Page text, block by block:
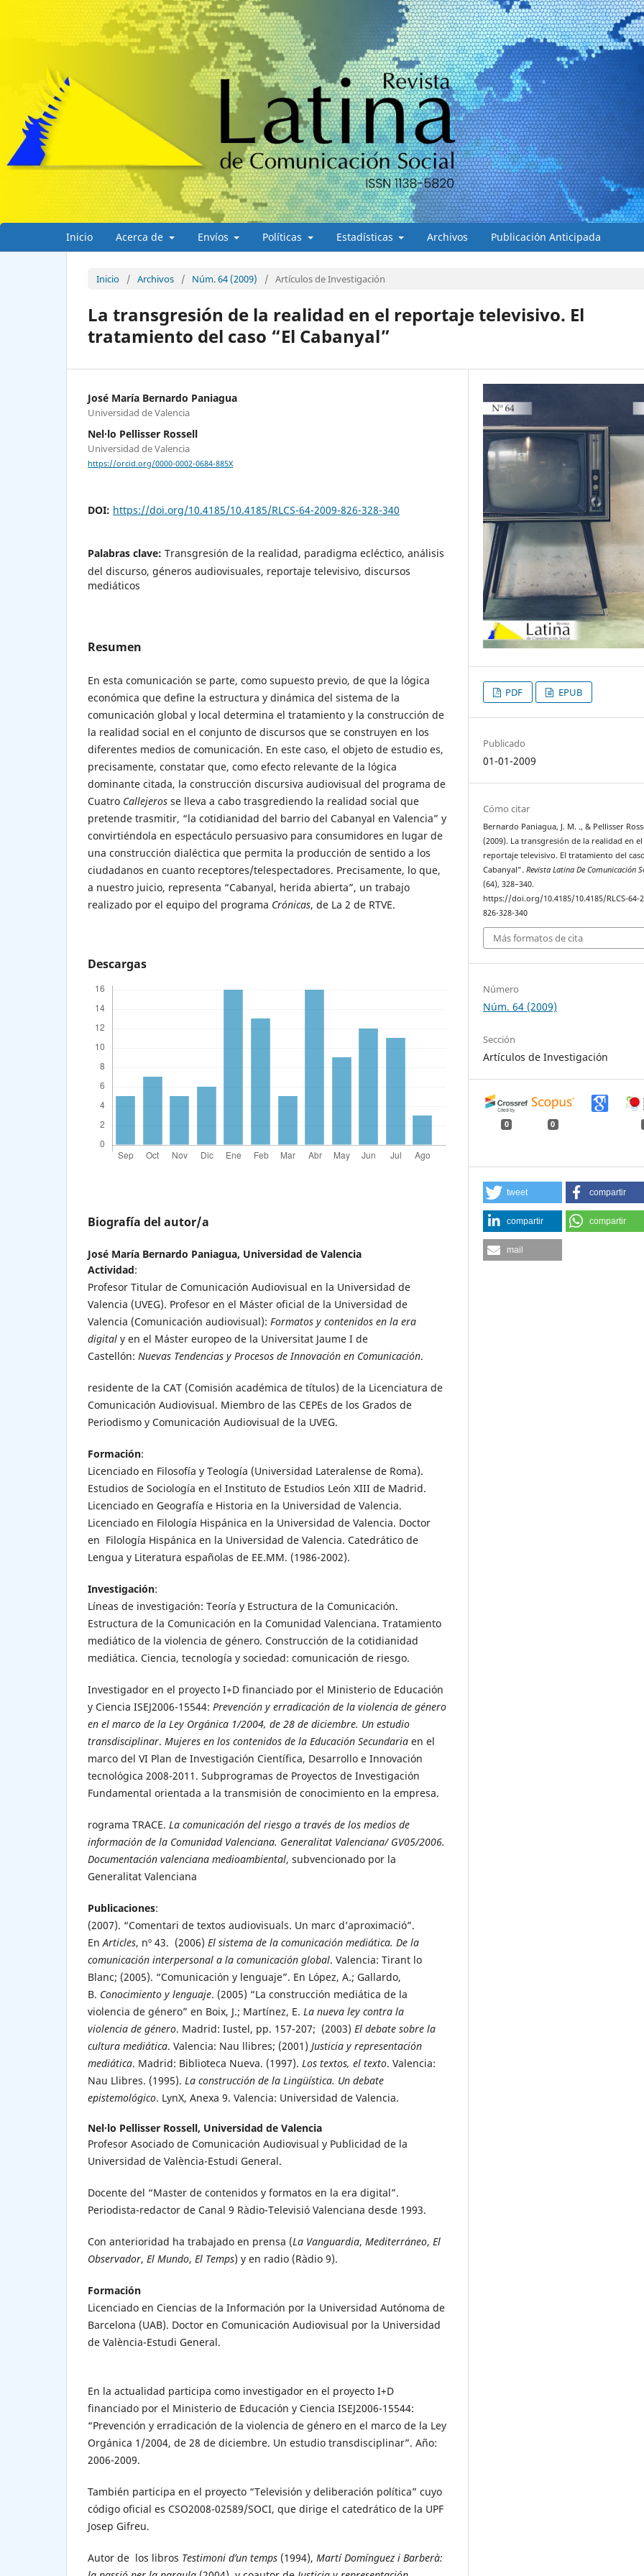
Inicio Acerca de Envíos Políticas Estadísticas Archivos Publicación Anticipada
Inicio / Archivos / Núm. 64 (2009) / Artículos de Investigación
La transgresión de la realidad en el reportaje televisivo. El
tratamiento del caso “El Cabanyal”
José María Bernardo Paniagua
Universidad de Valencia
Nel·lo Pellisser Rossell
Universidad de Valencia
https://orcid.org/0000-0002-0684-885X
DOI: https://doi.org/10.4185/10.4185/RLCS-64-2009-826-328-340
Palabras clave: Transgresión de la realidad, paradigma ecléctico, análisis
del discurso, géneros audiovisuales, reportaje televisivo, discursos
mediáticos
Resumen
En esta comunicación se parte, como supuesto previo, de que la lógica
económica que define la estructura y dinámica del sistema de la
comunicación global y local determina el tratamiento y la construcción de
la realidad social en el conjunto de discursos que se construyen en los
diferentes medios de comunicación. En este caso, el objeto de estudio es,
precisamente, constatar que, como efecto relevante de la lógica
dominante citada, la construcción discursiva audiovisual del programa de
Cuatro Callejeros se lleva a cabo trasgrediendo la realidad social que
pretende trasmitir, “la cotidianidad del barrio del Cabanyal en Valencia” y
convirtiéndola en espectáculo persuasivo para consumidores en lugar de
una construcción dialéctica que permita la producción de sentido a los
ciudadanos en cuanto receptores/telespectadores. Precisamente, lo que,
a nuestro juicio, representa “Cabanyal, herida abierta”, un trabajo
realizado por el equipo del programa Crónicas, de La 2 de RTVE.
Descargas
Biografía del autor/a
José María Bernardo Paniagua, Universidad de Valencia
Actividad:
Profesor Titular de Comunicación Audiovisual en la Universidad de
Valencia (UVEG). Profesor en el Máster oficial de la Universidad de
Valencia (Comunicación audiovisual): Formatos y contenidos en la era
digital y en el Máster europeo de la Universitat Jaume I de
Castellón: Nuevas Tendencias y Procesos de Innovación en Comunicación.
residente de la CAT (Comisión académica de títulos) de la Licenciatura de
Comunicación Audiovisual. Miembro de las CEPEs de los Grados de
Periodismo y Comunicación Audiovisual de la UVEG.
Formación:
Licenciado en Filosofía y Teología (Universidad Lateralense de Roma).
Estudios de Sociología en el Instituto de Estudios León XIII de Madrid.
Licenciado en Geografía e Historia en la Universidad de Valencia.
Licenciado en Filología Hispánica en la Universidad de Valencia. Doctor
en Filología Hispánica en la Universidad de Valencia. Catedrático de
Lengua y Literatura españolas de EE.MM. (1986-2002).
Investigación:
Líneas de investigación: Teoría y Estructura de la Comunicación.
Estructura de la Comunicación en la Comunidad Valenciana. Tratamiento
mediático de la violencia de género. Construcción de la cotidianidad
mediática. Ciencia, tecnología y sociedad: comunicación de riesgo.
Investigador en el proyecto I+D financiado por el Ministerio de Educación
y Ciencia ISEJ2006-15544: Prevención y erradicación de la violencia de género
en el marco de la Ley Orgánica 1/2004, de 28 de diciembre. Un estudio
transdisciplinar. Mujeres en los contenidos de la Educación Secundaria en el
marco del VI Plan de Investigación Científica, Desarrollo e Innovación
tecnológica 2008-2011. Subprogramas de Proyectos de Investigación
Fundamental orientada a la transmisión de conocimiento en la empresa.
rograma TRACE. La comunicación del riesgo a través de los medios de
información de la Comunidad Valenciana. Generalitat Valenciana/ GV05/2006.
Documentación valenciana medioambiental, subvencionado por la
Generalitat Valenciana
Publicaciones:
(2007). “Comentari de textos audiovisuals. Un marc d’aproximació”.
EnArticles, nº 43. (2006) El sistema de la comunicación mediática. De la
comunicación interpersonal a la comunicación global. Valencia: Tirant lo
Blanc; (2005). “Comunicación y lenguaje”. En López, A.; Gallardo,
B. Conocimiento y lenguaje. (2005) “La construcción mediática de la
violencia de género” en Boix, J.; Martínez, E. La nueva ley contra la
violencia de género. Madrid: Iustel, pp. 157-207; (2003) El debate sobre la
cultura mediática. Valencia: Nau llibres; (2001) Justicia y representación
mediática. Madrid: Biblioteca Nueva. (1997). Los textos, el texto. Valencia:
Nau Llibres. (1995). La construcción de la Lingüística. Un debate
epistemológico. LynX, Anexa 9. Valencia: Universidad de Valencia.
Nel·lo Pellisser Rossell, Universidad de Valencia
Profesor Asociado de Comunicación Audiovisual y Publicidad de la
Universidad de València-Estudi General.
Docente del “Master de contenidos y formatos en la era digital”.
Periodista-redactor de Canal 9 Ràdio-Televisió Valenciana desde 1993.
Con anterioridad ha trabajado en prensa (La Vanguardia, Mediterráneo, El
Observador, El Mundo, El Temps) y en radio (Ràdio 9).
Formación
Licenciado en Ciencias de la Información por la Universidad Autónoma de
Barcelona (UAB). Doctor en Comunicación Audiovisual por la Universidad
de València-Estudi General.
En la actualidad participa como investigador en el proyecto I+D
financiado por el Ministerio de Educación y Ciencia ISEJ2006-15544:
“Prevención y erradicación de la violencia de género en el marco de la Ley
Orgánica 1/2004, de 28 de diciembre. Un estudio transdisciplinar”. Año:
2006-2009.
También participa en el proyecto “Televisión y deliberación política” cuyo
código oficial es CSO2008-02589/SOCI, que dirige el catedrático de la UPF
Josep Gifreu.
Autor de los libros Testimoni d’un temps (1994), Martí Domínguez i Barberà:
PDF EPUB
Publicado
01-01-2009
Cómo citar
Bernardo Paniagua, J. M. ., & Pellisser
(2009). La transgresión de la realidad en el
reportaje televisivo. El tratamiento del
Cabanyal”.Revista Latina De Comunicación
(64), 328–340.
https://doi.org/10.4185/10.4185/RLCS-64-
826-328-340
Más formatos de cita
Número
Núm. 64 (2009)
Sección
Artículos de Investigación
0 0
tweet compartir
compartir compartir
mail